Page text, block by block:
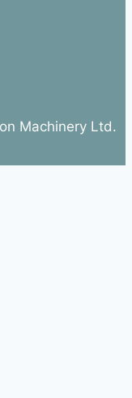
Machinery Ltd.